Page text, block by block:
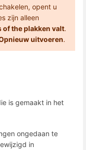
opent u
zijn alleen
of the plakken valt.
uitvoeren.
is gemaakt in het
ongedaan te
in